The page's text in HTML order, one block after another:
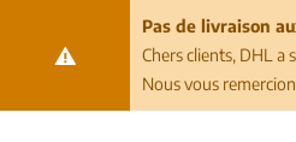
Pas de livraison
Chers clients, DHL
Nous vous